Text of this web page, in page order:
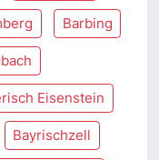
Barbing
Eisenstein
Bayrischzell